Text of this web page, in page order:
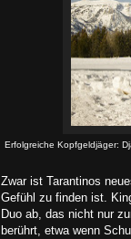
Erfolgreiche Kopfgeldjäger:
Zwar ist Tarantinos
Gefühl zu finden ist.
Duo ab, das nicht nur
berührt, etwa wenn